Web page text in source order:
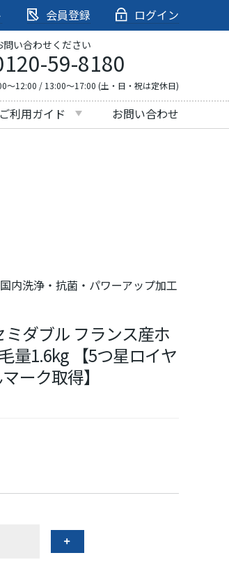
会員登録 ログイン
問い合わせください
59-8180
～12:00 / 13:00～17:00 (土・日・祝は定休日)
ご利用ガイド お問い合わせ
内洗浄・抗菌・パワーアップ加工
ダブル フランス産ホ
量1.6kg 【5つ星ロイヤ
ーク取得】